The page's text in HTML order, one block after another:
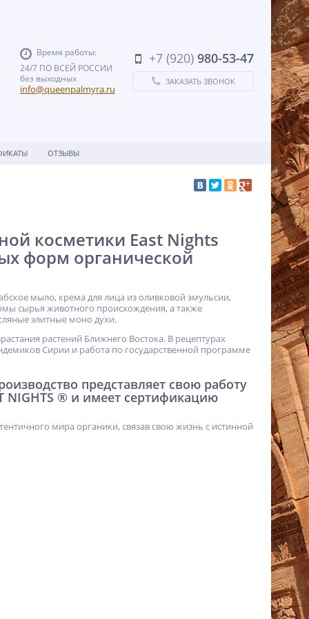
Время работы:
24/7 ПО ВСЕЙ РОССИИ
без выходных
info@queenpalmyra.ru
+7 (920) 980-53-47
ЗАКАЗАТЬ ЗВОНОК
ОТЗЫВЫ
косметики East Nights
форм органической
мыло, крема для лица из оливковой эмульсии,
сырья животного происхождения, а также
элитные моно духи.
растений Ближнего Востока. В рецептурах
Сирии и работа по государственной программе
представляет свою работу
NIGHTS ® и имеет сертификацию
мира органики, связав свою жизнь с истинной